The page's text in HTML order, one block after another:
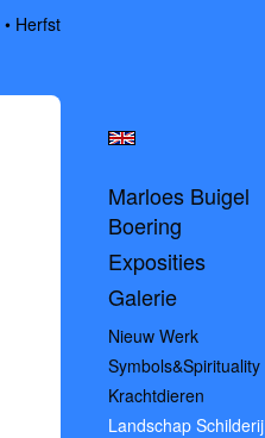
Herfst
Marloes Buigel
Boering
Exposities
Galerie
Nieuw Werk
Symbols&spirituality
Krachtdieren
Landschap Schilderij